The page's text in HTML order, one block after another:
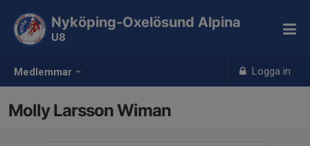
Medlemmar Logga in
Nyköping-Oxelösund Alpina
U8
Molly Larsson Wiman